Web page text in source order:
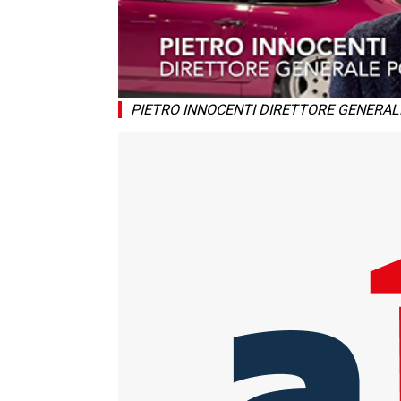
PIETRO INNOCENTI DIRETTORE